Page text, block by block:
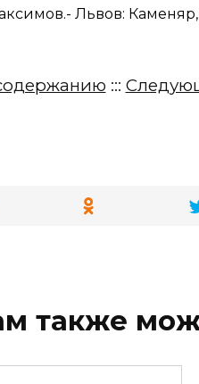
Львов: Каменяр,
:::
также